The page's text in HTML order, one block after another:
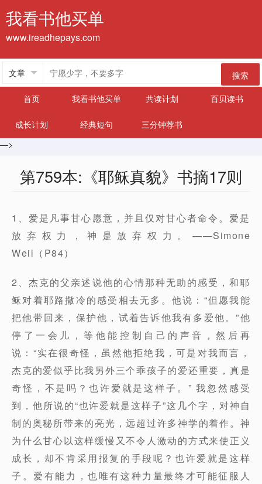
我看书他买单
www.ireadhepays.com
搜索
首页
我看书他买单 共读计划 百贝读书
成长计划 经典短句
三分钟荐书
—>
第759本:《耶稣真貌》书摘17则
1、爱是凡事甘心愿意，并且仅对甘心者命令。爱是
放弃权力，神是放弃权力。——Simone
Weil（P84）
2、杰克的父亲述说他的心情那种无助的感受，和耶
稣对着耶路撒冷的感受相去无多。他说：“但愿我能
把他带回来，保护他，试着告诉他我有多爱他。”他
停了一会儿，等他能控制自己的声音，然后再
说：“实在很奇怪，虽然他拒绝我，可是对我而言，
杰克的爱似乎比我另外三个乖孩子的爱还重要，真是
奇怪，不是吗？也许爱就是这样子。” 我忽然感受
到，他所说的“也许爱就是这样子”这几个字，对神自
制的奥秘所带来的亮光，远超过许多神学的着作。神
为什么甘心以这样缓慢又不令人激动的方式来使正义
成长，却不肯采用报复的手段呢？也许爱就是这样
子。爱有能力，也唯有这种力量最终才可能征服人